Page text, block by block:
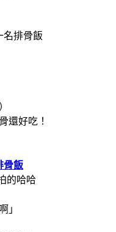
名排骨飯
還好吃！
骨飯
的哈哈
」